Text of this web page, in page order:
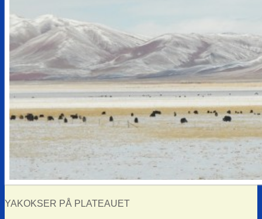
YAKOKSER PÅ PLATEAUET